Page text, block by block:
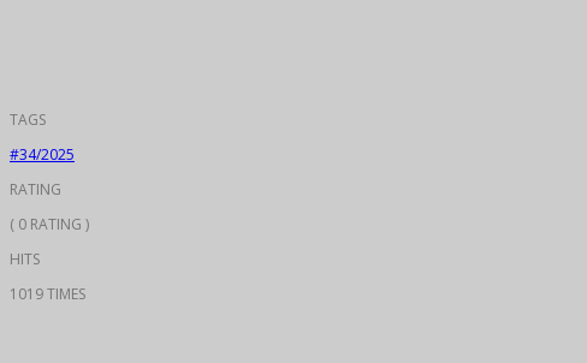
TAGS
#34/2025
RATING
( 0 RATING )
HITS
1019 TIMES